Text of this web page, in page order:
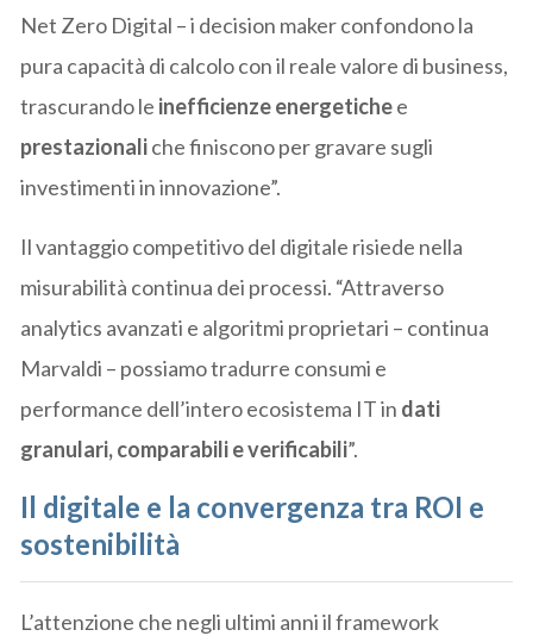
Net Zero Digital – i decision maker confondono la
pura capacità di calcolo con il reale valore di business,
trascurando le inefficienze energetichee
prestazionaliche finiscono per gravare sugli
investimenti in innovazione”.
Il vantaggio competitivo del digitale risiede nella
misurabilità continua dei processi. “Attraverso
analytics avanzati e algoritmi proprietari – continua
Marvaldi – possiamo tradurre consumi e
performance dell’intero ecosistema IT in dati
granulari, comparabili e verificabili”.
Il digitale e la convergenza tra ROI e
sostenibilità
L’attenzione che negli ultimi anni il framework